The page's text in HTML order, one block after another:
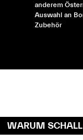
anderem
Auswahl an
Zubehör
WARUM SCHALL